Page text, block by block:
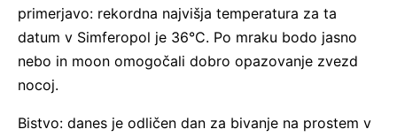
primerjavo: rekordna najvišja temperatura za ta
datum v Simferopol je 36°C. Po mraku bodo jasno
nebo in moon omogočali dobro opazovanje zvezd
nocoj.
Bistvo: danes je odličen dan za bivanje na prostem v